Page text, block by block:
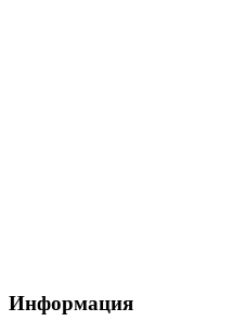
Информация